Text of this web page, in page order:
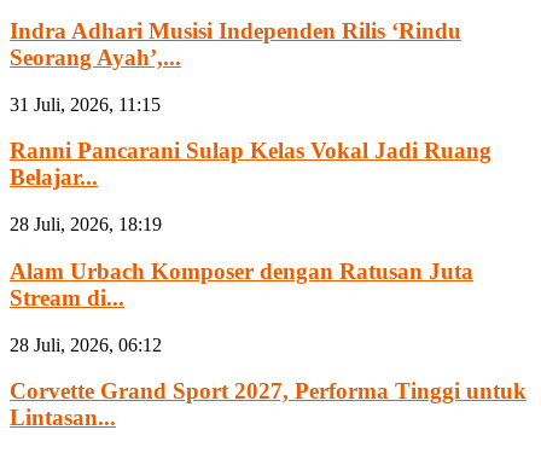
Indra Adhari Musisi Independen Rilis ‘Rindu
Seorang Ayah’,...
31 Juli, 2026, 11:15
Ranni Pancarani Sulap Kelas Vokal Jadi Ruang
Belajar...
28 Juli, 2026, 18:19
Alam Urbach Komposer dengan Ratusan Juta
Stream di...
28 Juli, 2026, 06:12
Corvette Grand Sport 2027, Performa Tinggi untuk
Lintasan...